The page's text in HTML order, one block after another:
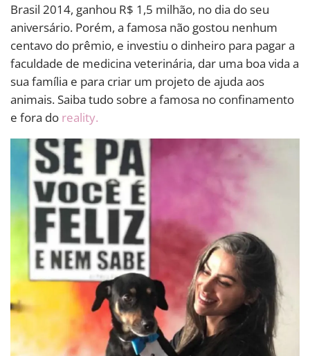
Brasil 2014, ganhou R$ 1,5 milhão, no dia do seu
aniversário. Porém, a famosa não gostou nenhum
centavo do prêmio, e investiu o dinheiro para pagar a
faculdade de medicina veterinária, dar uma boa vida a
sua família e para criar um projeto de ajuda aos
animais. Saiba tudo sobre a famosa no confinamento
e fora do reality.